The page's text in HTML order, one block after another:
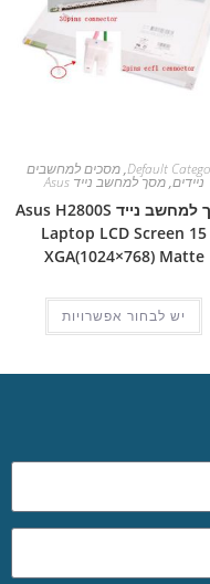
Default
,מסכים למחשבים
ניידים,מסך למחשב נייד Asus
מסך למחשב נייד Asus H2800S
Laptop LCD Screen 15
XGA(1024×768) Matte
יש לבחור אפשרויות